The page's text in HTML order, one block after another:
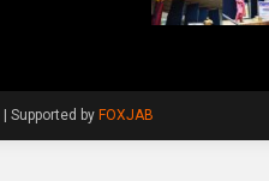
Supported by FOXJAB